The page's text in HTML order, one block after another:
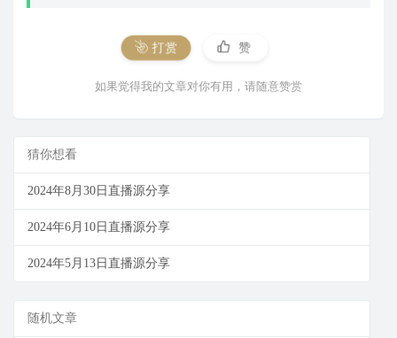
打赏 赞
如果觉得我的文章对你有用，请随意赞赏
猜你想看
2024年8月30日直播源分享
2024年6月10日直播源分享
2024年5月13日直播源分享
随机文章